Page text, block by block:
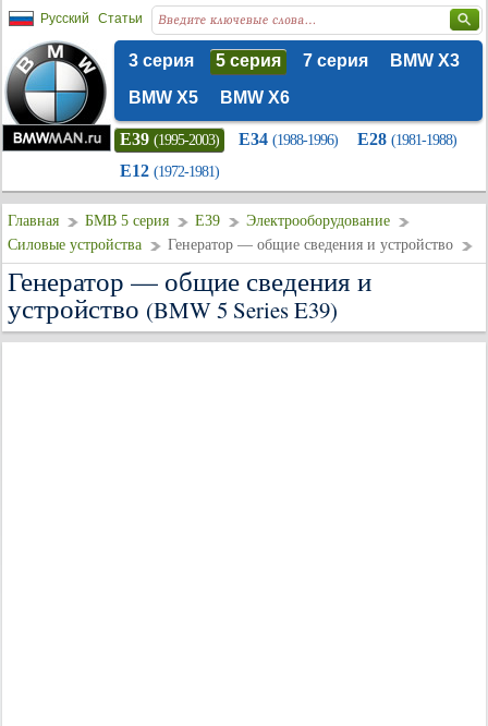
Русский Статьи
3 серия 5 серия 7 серия
BMW X3
BMW X5
BMW X6
E39 (1995-2003) E34 (1988-1996) E28 (1981-1988)
E12 (1972-1981)
Главная БМВ 5 серия E39
Электрооборудование
Силовые устройства
Генератор — общие сведения и устройство
Генератор — общие сведения и
устройство (BMW 5 Series E39)